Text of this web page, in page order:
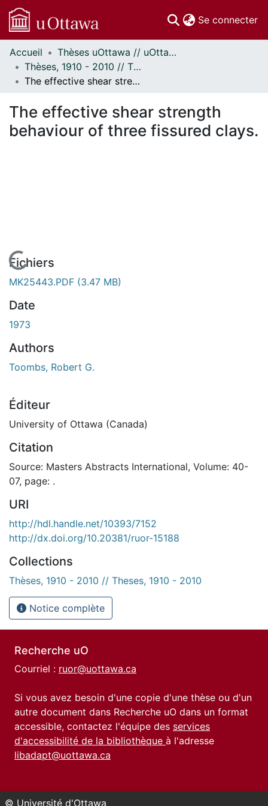
Se connecter
Communautés
et collections
Parcourir
À propos
Accueil
Thèses uOttawa // uOttawa Theses
Thèses, 1910 - 2010 // Theses, 1910 - 2010
The effective shear strength behaviour of three fissured clays.
The effective shear strength
behaviour of three fissured clays.
En cours de chargement...
Fichiers
MK25443.PDF (3.47 MB)
Date
1973
Authors
Toombs, Robert G.
Éditeur
University of Ottawa (Canada)
Citation
Source: Masters Abstracts International, Volume: 40-
07, page: .
URI
http://hdl.handle.net/10393/7152
http://dx.doi.org/10.20381/ruor-15188
Collections
Thèses, 1910 - 2010 // Theses, 1910 - 2010
Notice complète
Recherche uO
Courriel : ruor@uottawa.ca
Si vous avez besoin d'une copie d'une thèse ou d'un
autre document dans Recherche uO dans un format
accessible, contactez l'équipe des services
d'accessibilité de la bibliothèque à l'adresse
libadapt@uottawa.ca
© Université d'Ottawa